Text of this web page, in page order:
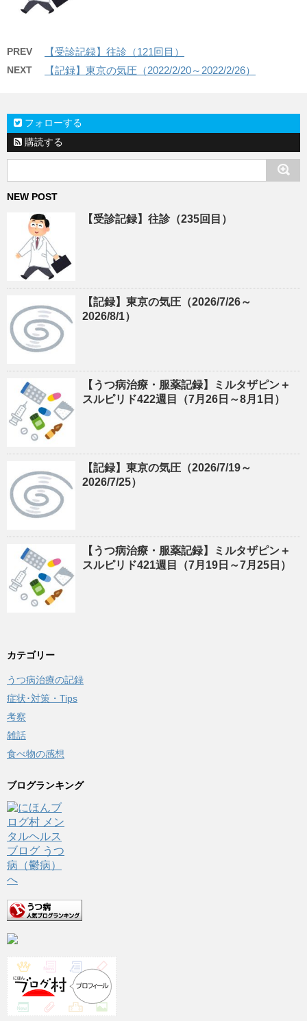
PREV 【受診記録】往診（121回目）
NEXT 【記録】東京の気圧（2022/2/20～2022/2/26）
フォローする
購読する
NEW POST
【受診記録】往診（235回目）
【記録】東京の気圧（2026/7/26～
2026/8/1）
【うつ病治療・服薬記録】ミルタザピン＋
スルピリド422週目（7月26日～8月1日）
【記録】東京の気圧（2026/7/19～
2026/7/25）
【うつ病治療・服薬記録】ミルタザピン＋
スルピリド421週目（7月19日～7月25日）
カテゴリー
うつ病治療の記録
症状･対策・Tips
考察
雑話
食べ物の感想
ブログランキング